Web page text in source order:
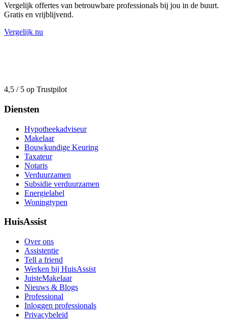
Vergelijk offertes van betrouwbare professionals bij jou in de buurt.
Gratis en vrijblijvend.
Vergelijk nu
4,5 / 5 op Trustpilot
Diensten
Hypotheekadviseur
Makelaar
Bouwkundige Keuring
Taxateur
Notaris
Verduurzamen
Subsidie verduurzamen
Energielabel
Woningtypen
HuisAssist
Over ons
Assistentie
Tell a friend
Werken bij HuisAssist
JuisteMakelaar
Nieuws & Blogs
Professional
Inloggen professionals
Privacybeleid